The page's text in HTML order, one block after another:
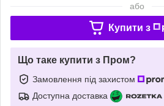
або
Купити з
Що таке купити з Пром?
Замовлення під захистом
Доступна доставка